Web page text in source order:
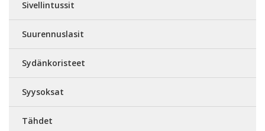
Sivellintussit
Suurennuslasit
Sydänkoristeet
Syysoksat
Tähdet